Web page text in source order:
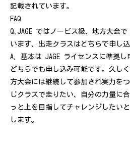
記載されています。
FAQ
Q.JAGE ではノービス級、地方大会
います、出走クラスはどちらで申し
A. 基本は JAGE ライセンスに準拠し
どちらでも申し込み可能です。久し
方大会には継続して参加され実力を
じクラスで走りたい、自分の力量に
っと上を目指してチャレンジしたい
します。